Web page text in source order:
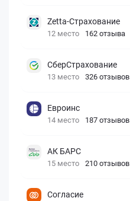
Zetta-Страхование
12 место 162 отзыва
СберСтрахование
13 место 326 отзывов
Евроинс
14 место 187 отзывов
АК БАРС
15 место 210 отзывов
Согласие